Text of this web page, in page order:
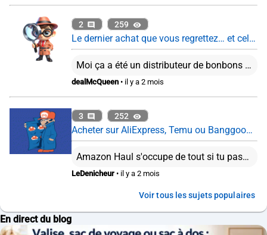
2 259
Le dernier achat que vous regrettez… et celui que vous ne regrettez pas du tout
Moi ça a été un distributeur de bonbons PEZ. C'est fou comme la recharge de ces trucs coutent cher...
dealMcQueen • il y a 2 mois
3 252
Acheter sur AliExpress, Temu ou Banggood : encore intéressant en 2026 ?
Amazon Haul s'occupe de tout si tu passes par le vendeur Haul Global qui n'est autre que Amazon. Tu payes en gros comme un forfait de frais de douanes, si finalement c'est plus, on ne te facturera pas plus. Depuis le 1er mars 2026, tu as une taxe “petits colis” de 2€ pour les colis de moins 150€ en plus de la TVA à l'importation. Bref, à part si l'article n'est vraiment pas dispo dans les boutiques classiques, mieux vaut peut être passé son tour ...
LeDenicheur • il y a 2 mois
Voir tous les sujets populaires
En direct du blog